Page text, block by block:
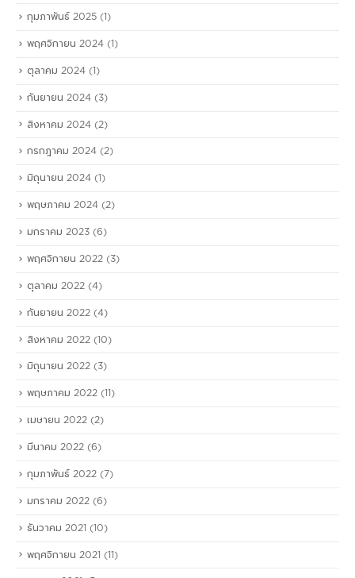
กุมภาพันธ์ 2025 (1)
พฤศจิกายน 2024 (1)
ตุลาคม 2024 (1)
กันยายน 2024 (3)
สิงหาคม 2024 (2)
กรกฎาคม 2024 (2)
มิถุนายน 2024 (1)
พฤษภาคม 2024 (2)
มกราคม 2023 (6)
พฤศจิกายน 2022 (3)
ตุลาคม 2022 (4)
กันยายน 2022 (4)
สิงหาคม 2022 (10)
มิถุนายน 2022 (3)
พฤษภาคม 2022 (11)
เมษายน 2022 (2)
มีนาคม 2022 (6)
กุมภาพันธ์ 2022 (7)
มกราคม 2022 (6)
ธันวาคม 2021 (10)
พฤศจิกายน 2021 (11)